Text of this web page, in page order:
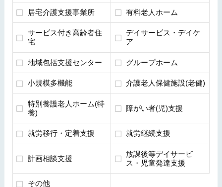
居宅介護支援事業所 有料老人ホーム
サービス付き高齢者住
宅
デイサービス・デイケ
ア
地域包括支援センター グループホーム
小規模多機能 介護老人保健施設(老健)
特別養護老人ホーム(特
養)
障がい者(児)支援
就労移行・定着支援 就労継続支援
計画相談支援
放課後等デイサービ
ス・児童発達支援
その他